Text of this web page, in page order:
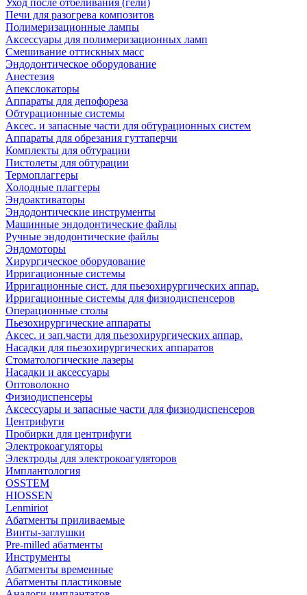
Уход после отбеливания (гели)
Печи для разогрева композитов
Полимеризационные лампы
Аксессуары для полимеризационных ламп
Смешивание оттискных масс
Эндодонтическое оборудование
Анестезия
Апекслокаторы
Аппараты для депофореза
Обтурационные системы
Аксес. и запасные части для обтурационных систем
Аппараты для обрезания гуттаперчи
Комплекты для обтурации
Пистолеты для обтурации
Термоплаггеры
Холодные плаггеры
Эндоактиваторы
Эндодонтические инструменты
Машинные эндодонтические файлы
Ручные эндодонтические файлы
Эндомоторы
Хирургическое оборудование
Ирригационные системы
Ирригационные сист. для пьезохирургических аппар.
Ирригационные системы для физиодиспенсеров
Операционные столы
Пьезохирургические аппараты
Аксес. и зап.части для пьезохирургических аппар.
Насадки для пьезохирургических аппаратов
Стоматологические лазеры
Насадки и аксессуары
Оптоволокно
Физиодиспенсеры
Аксессуары и запасные части для физиодиспенсеров
Центрифуги
Пробирки для центрифуги
Электрокоагуляторы
Электроды для электрокоагуляторов
Имплантология
OSSTEM
HIOSSEN
Lenmiriot
Абатменты приливаемые
Винты-заглушки
Pre-milled абатменты
Инструменты
Абатменты временные
Абатменты пластиковые